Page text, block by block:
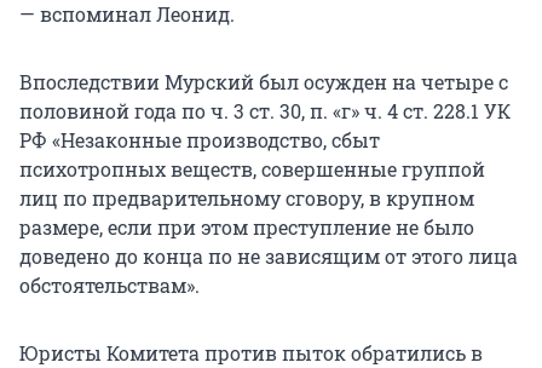
— вспоминал Леонид.
Впоследствии Мурский был осужден на четыре с
половиной года по ч. 3 ст. 30, п. «г» ч. 4 ст. 228.1 УК
РФ «Незаконные производство, сбыт
психотропных веществ, совершенные группой
лиц по предварительному сговору, в крупном
размере, если при этом преступление не было
доведено до конца по не зависящим от этого лица
обстоятельствам».
Юристы Комитета против пыток обратились в